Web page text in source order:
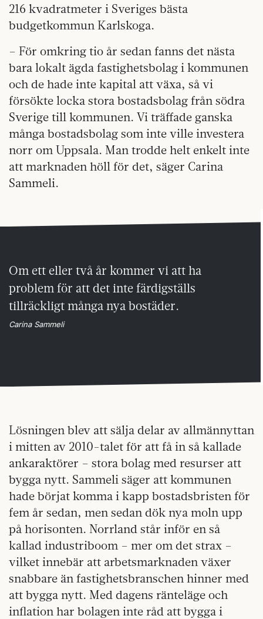
216 kvadratmeter i Sveriges bästa
budgetkommun Karlskoga.
– För omkring tio år sedan fanns det nästa
bara lokalt ägda fastighetsbolag i kommunen
och de hade inte kapital att växa, så vi
försökte locka stora bostadsbolag från södra
Sverige till kommunen. Vi träffade ganska
många bostadsbolag som inte ville investera
norr om Uppsala. Man trodde helt enkelt inte
att marknaden höll för det, säger Carina
Sammeli.
Om ett eller två år kommer vi att ha
problem för att det inte färdigställs
tillräckligt många nya bostäder.
Carina Sammeli
Lösningen blev att sälja delar av allmännyttan
i mitten av 2010-talet för att få in så kallade
ankaraktörer – stora bolag med resurser att
bygga nytt. Sammeli säger att kommunen
hade börjat komma i kapp bostadsbristen för
fem år sedan, men sedan dök nya moln upp
på horisonten. Norrland står inför en så
kallad industriboom – mer om det strax –
vilket innebär att arbetsmarknaden växer
snabbare än fastighetsbranschen hinner med
att bygga nytt. Med dagens ränteläge och
inflation har bolagen inte råd att bygga i